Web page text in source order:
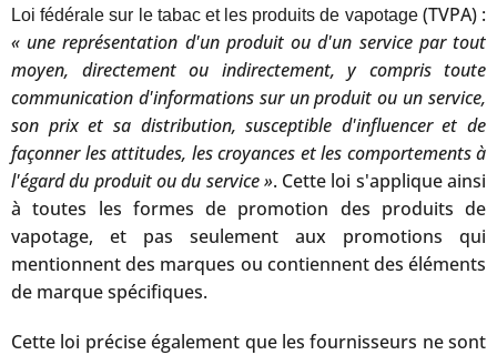
Loi fédérale sur le tabac et les produits de vapotage(TVPA) :
« une représentation d'un produit ou d'un service par tout
moyen, directement ou indirectement, y compris toute
communication d'informations sur un produit ou un service,
son prix et sa distribution, susceptible d'influencer et de
façonner les attitudes, les croyances et les comportements à
l'égard du produit ou du service ». Cette loi s'applique ainsi
à toutes les formes de promotion des produits de
vapotage, et pas seulement aux promotions qui
mentionnent des marques ou contiennent des éléments
de marque spécifiques.
Cette loi précise également que les fournisseurs ne sont